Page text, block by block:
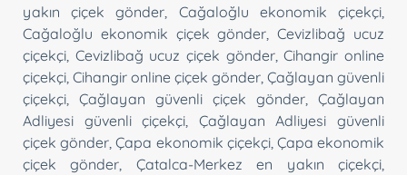
yakın çiçek gönder
Cağaloğlu ekonomik çiçekçi
Cağaloğlu ekonomik çiçek gönder ,Cevizlibağ ucuz
çiçekçi Cevizlibağ ucuz çiçek gönder,Cihangir online
çiçekçi Cihangir online çiçek gönder Çağlayan güvenli
çiçekçi
Çağlayan güvenli çiçek gönder
Çağlayan
Adliyesi güvenli çiçekçi
Çağlayan Adliyesi güvenli
çiçek gönder ,Çapa ekonomik çiçekçi, Çapa ekonomik
çiçek gönder
Çatalca-Merkez en yakın çiçekçi